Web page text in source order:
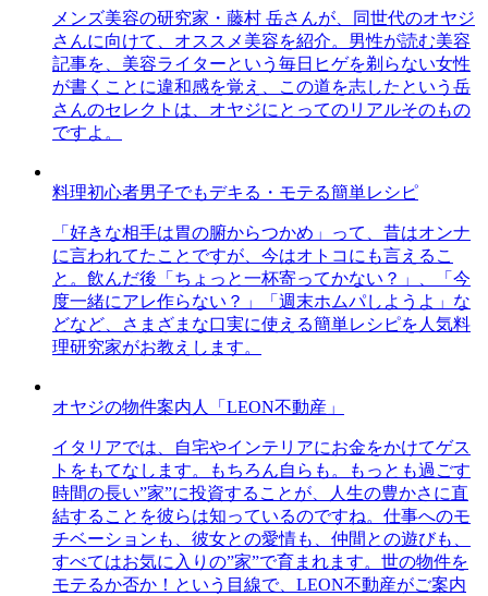
メンズ美容の研究家・藤村 岳さんが、同世代のオヤジ
さんに向けて、オススメ美容を紹介。男性が読む美容
記事を、美容ライターという毎日ヒゲを剃らない女性
が書くことに違和感を覚え、この道を志したという岳
さんのセレクトは、オヤジにとってのリアルそのもの
ですよ。
料理初心者男子でもデキる・モテる簡単レシピ
「好きな相手は胃の腑からつかめ」って、昔はオンナ
に言われてたことですが、今はオトコにも言えるこ
と。飲んだ後「ちょっと一杯寄ってかない？」、「今
度一緒にアレ作らない？」「週末ホムパしようよ」な
どなど、さまざまな口実に使える簡単レシピを人気料
理研究家がお教えします。
オヤジの物件案内人「LEON不動産」
イタリアでは、自宅やインテリアにお金をかけてゲス
トをもてなします。もちろん自らも。もっとも過ごす
時間の長い”家”に投資することが、人生の豊かさに直
結することを彼らは知っているのですね。仕事へのモ
チベーションも、彼女との愛情も、仲間との遊びも、
すべてはお気に入りの”家”で育まれます。世の物件を
モテるか否か！という目線で、LEON不動産がご案内